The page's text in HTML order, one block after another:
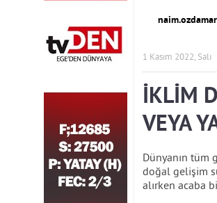
1 Kasım 2022, Salı
İKLİM
VEYA
Dünyanın tüm
doğal gelişim
alırken acaba